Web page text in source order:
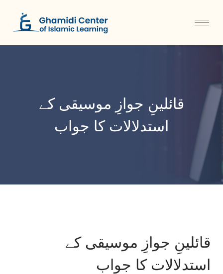
قائلینِ جوازِ موسیقی کے
استدلالات کا جواب
قائلینِ جوازِ موسیقی کے
استدلالات کا جواب